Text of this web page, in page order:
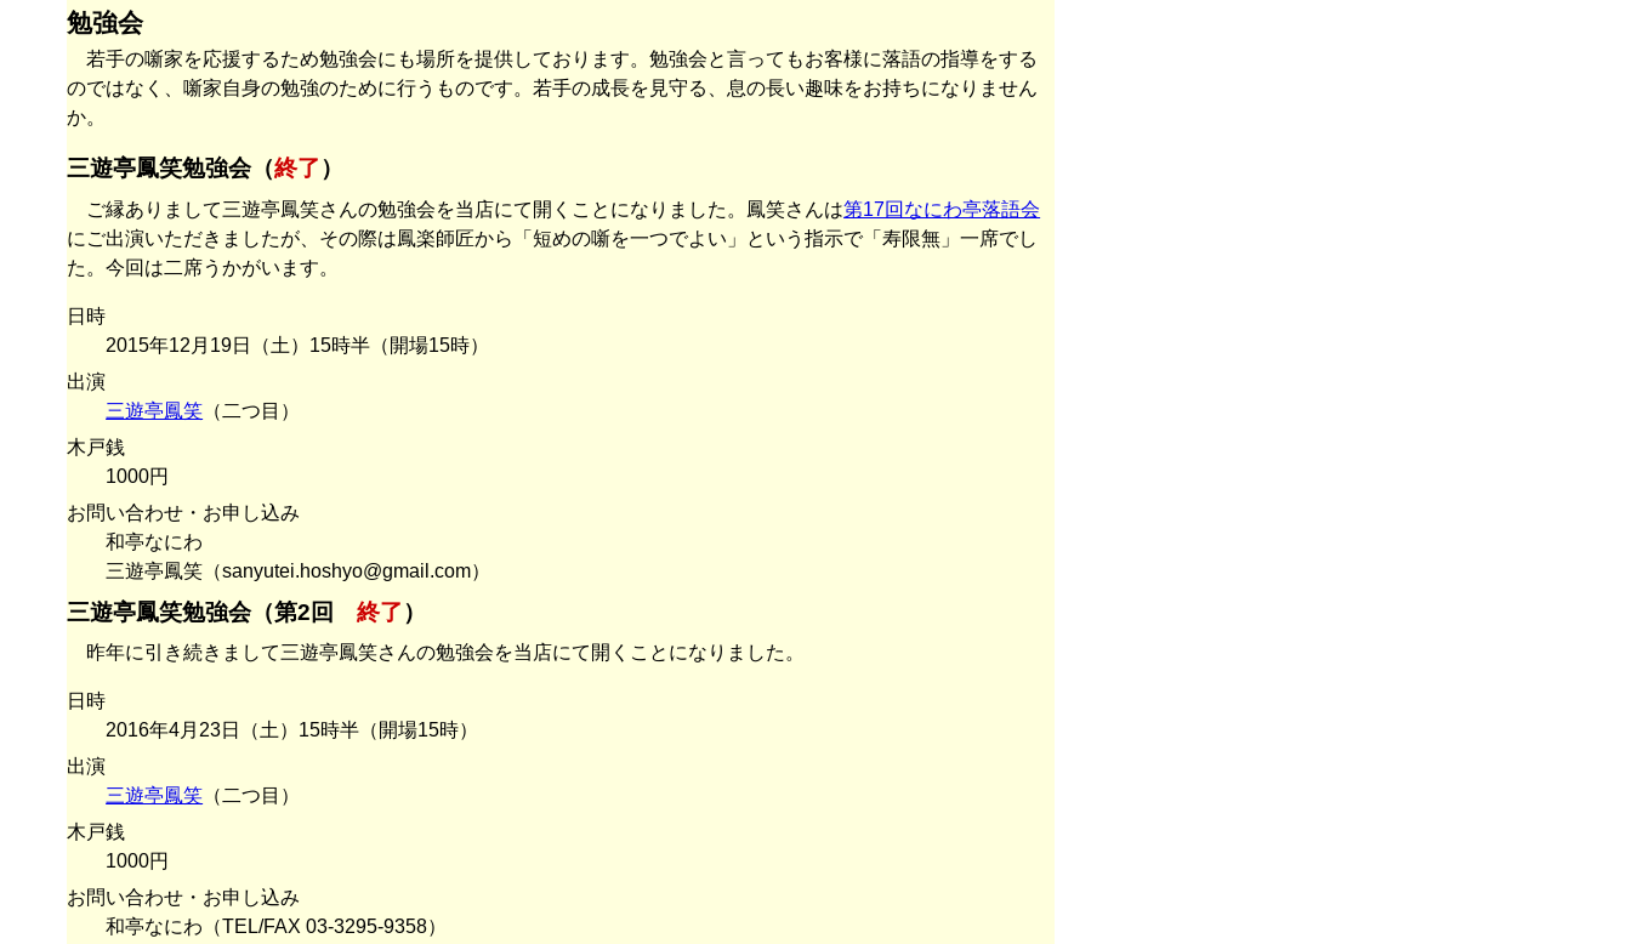
勉強会
若手の噺家を応援するため勉強会にも場所を提供しております。勉強会と言ってもお客様に落語の指導をする
のではなく、噺家自身の勉強のために行うものです。若手の成長を見守る、息の長い趣味をお持ちになりません
か。
三遊亭鳳笑勉強会（終了 ）
ご縁ありまして三遊亭鳳笑さんの勉強会を当店にて開くことになりました。鳳笑さんは第17回なにわ亭落語会
にご出演いただきましたが、その際は鳳楽師匠から「短めの噺を一つでよい」という指示で「寿限無」一席でし
た。今回は二席うかがいます。
日時
2015年12月19日（土）15時半（開場15時）
出演
三遊亭鳳笑 （二つ目）
木戸銭
1000円
お問い合わせ・お申し込み
和亭なにわ
三遊亭鳳笑（sanyutei.hoshyo@gmail.com）
三遊亭鳳笑勉強会（第2回終了 ）
昨年に引き続きまして三遊亭鳳笑さんの勉強会を当店にて開くことになりました。
日時
2016年4月23日（土）15時半（開場15時）
出演
三遊亭鳳笑 （二つ目）
木戸銭
1000円
お問い合わせ・お申し込み
和亭なにわ（TEL/FAX 03-3295-9358）